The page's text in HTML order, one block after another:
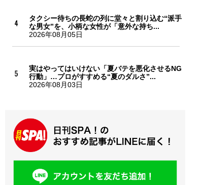
タクシー待ちの長蛇の列に堂々と割り込む“派手
な男女”を、小柄な女性が「意外な持ち...
2026年08月05日
実はやってはいけない「夏バテを悪化させるNG
行動」…プロがすすめる“夏のダルさ”...
2026年08月03日